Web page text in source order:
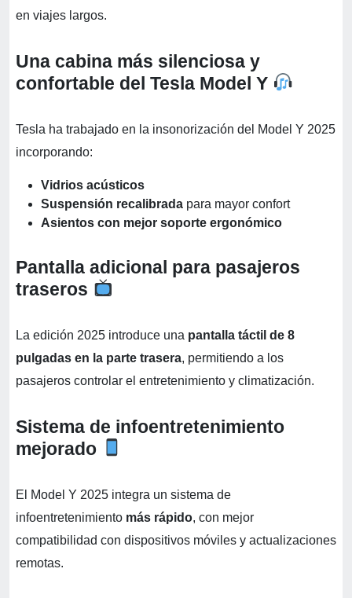
en viajes largos.
Una cabina más silenciosa y
confortable del Tesla Model Y
Tesla ha trabajado en la insonorización del Model Y 2025
incorporando:
Vidrios acústicos
Suspensión recalibrada para mayor confort
Asientos con mejor soporte ergonómico
Pantalla adicional para pasajeros
traseros
La edición 2025 introduce una pantalla táctil de 8
pulgadas en la parte trasera, permitiendo a los
pasajeros controlar el entretenimiento y climatización.
Sistema de infoentretenimiento
mejorado
El Model Y 2025 integra un sistema de
infoentretenimiento más rápido, con mejor
compatibilidad con dispositivos móviles y actualizaciones
remotas.